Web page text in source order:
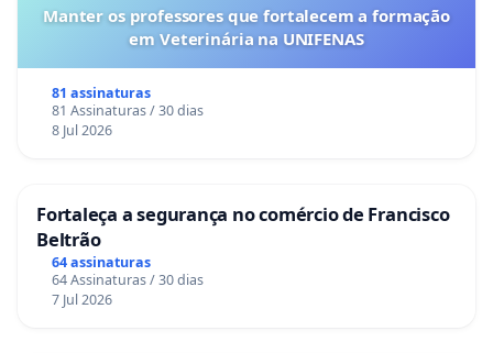
Manter os professores que fortalecem a formação
em Veterinária na UNIFENAS
81 assinaturas
81 Assinaturas / 30 dias
8 Jul 2026
Fortaleça a segurança no comércio de Francisco
Beltrão
64 assinaturas
64 Assinaturas / 30 dias
7 Jul 2026